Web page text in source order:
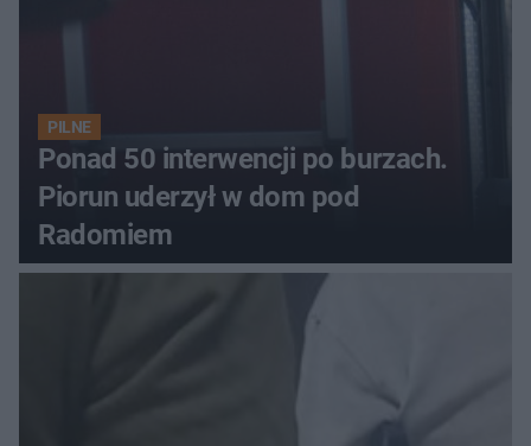
PILNE
Ponad 50 interwencji po burzach.
Piorun uderzył w dom pod
Radomiem